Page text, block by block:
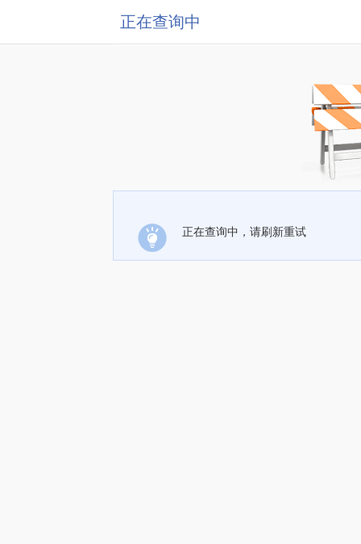
正在查询中
正在查询中，请刷新重试